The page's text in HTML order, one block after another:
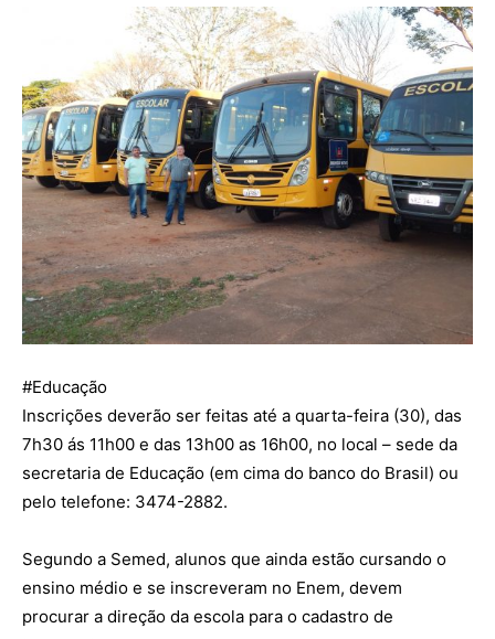
#Educação
Inscrições deverão ser feitas até a quarta-feira (30), das
7h30 ás 11h00 e das 13h00 as 16h00, no local – sede da
secretaria de Educação (em cima do banco do Brasil) ou
pelo telefone: 3474-2882.
Segundo a Semed, alunos que ainda estão cursando o
ensino médio e se inscreveram no Enem, devem
procurar a direção da escola para o cadastro de